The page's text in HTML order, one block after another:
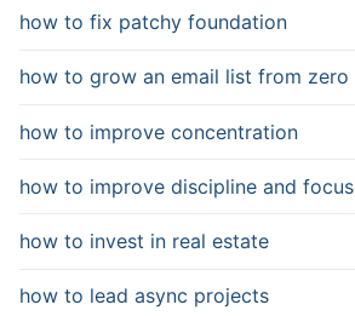
how to fix patchy foundation
how to grow an email list from zero
how to improve concentration
how to improve discipline and focus
how to invest in real estate
how to lead async projects